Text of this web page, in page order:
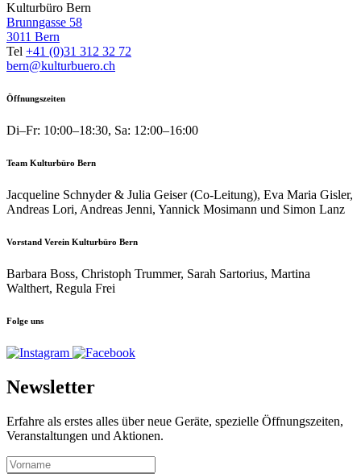
Kulturbüro Bern
Brunngasse 58
3011 Bern
Tel +41 (0)31 312 32 72
bern@kulturbuero.ch
Öffnungszeiten
Di–Fr: 10:00–18:30, Sa: 12:00–16:00
Team Kulturbüro Bern
Jacqueline Schnyder & Julia Geiser (Co-Leitung), Eva Maria Gisler,
Andreas Lori, Andreas Jenni, Yannick Mosimann und Simon Lanz
Vorstand Verein Kulturbüro Bern
Barbara Boss, Christoph Trummer, Sarah Sartorius, Martina
Walthert, Regula Frei
Folge uns
Newsletter
Erfahre als erstes alles über neue Geräte, spezielle Öffnungszeiten,
Veranstaltungen und Aktionen.